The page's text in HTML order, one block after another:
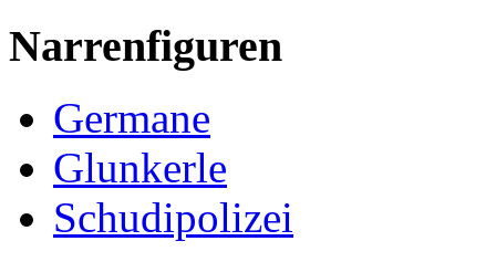
Narrenfiguren
Germane
Glunkerle
Schudipolizei